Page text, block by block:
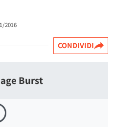
2016
CONDIVIDI
Burst